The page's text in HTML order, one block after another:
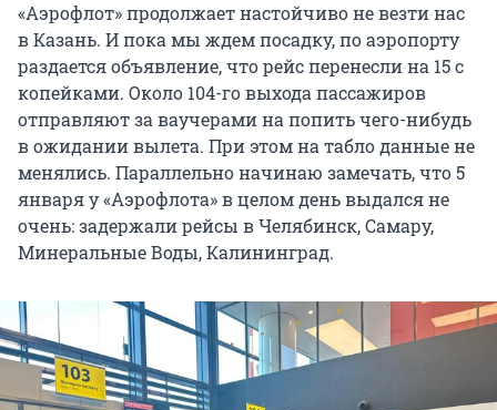
«Аэрофлот» продолжает настойчиво не везти нас
в Казань. И пока мы ждем посадку, по аэропорту
раздается объявление, что рейс перенесли на 15 с
копейками. Около 104-го выхода пассажиров
отправляют за ваучерами на попить чего-нибудь
в ожидании вылета. При этом на табло данные не
менялись. Параллельно начинаю замечать, что 5
января у «Аэрофлота» в целом день выдался не
очень: задержали рейсы в Челябинск, Самару,
Минеральные Воды, Калининград.